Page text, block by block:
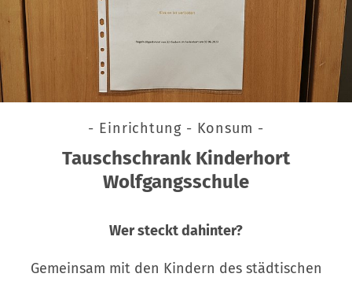
- Einrichtung - Konsum -
Tauschschrank Kinderhort
Wolfgangsschule
Wer steckt dahinter?
Gemeinsam mit den Kindern des städtischen